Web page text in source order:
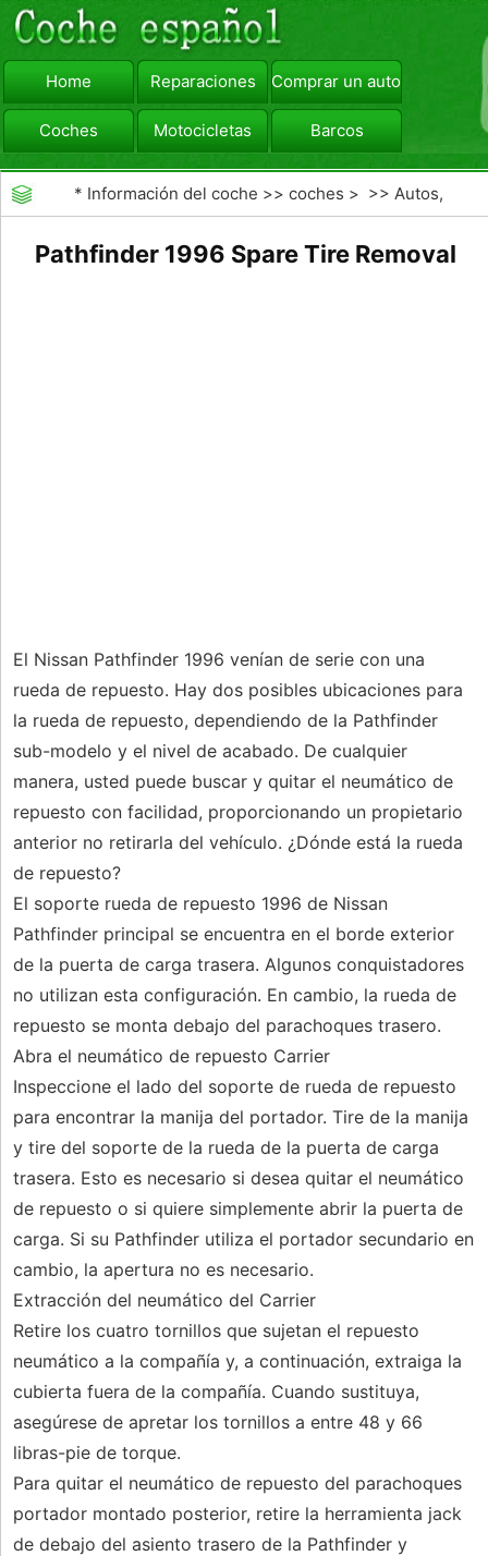
Home Reparaciones Comprar un automóvil
Coches Motocicletas Barcos
viajar Camiones
* Información del coche >>coches > >>Autos,
Pathfinder 1996 Spare Tire Removal
El Nissan Pathfinder 1996 venían de serie con una
rueda de repuesto. Hay dos posibles ubicaciones para
la rueda de repuesto, dependiendo de la Pathfinder
sub-modelo y el nivel de acabado. De cualquier
manera, usted puede buscar y quitar el neumático de
repuesto con facilidad, proporcionando un propietario
anterior no retirarla del vehículo. ¿Dónde está la rueda
de repuesto?
El soporte rueda de repuesto 1996 de Nissan
Pathfinder principal se encuentra en el borde exterior
de la puerta de carga trasera. Algunos conquistadores
no utilizan esta configuración. En cambio, la rueda de
repuesto se monta debajo del parachoques trasero.
Abra el neumático de repuesto Carrier
Inspeccione el lado del soporte de rueda de repuesto
para encontrar la manija del portador. Tire de la manija
y tire del soporte de la rueda de la puerta de carga
trasera. Esto es necesario si desea quitar el neumático
de repuesto o si quiere simplemente abrir la puerta de
carga. Si su Pathfinder utiliza el portador secundario en
cambio, la apertura no es necesario.
Extracción del neumático del Carrier
Retire los cuatro tornillos que sujetan el repuesto
neumático a la compañía y, a continuación, extraiga la
cubierta fuera de la compañía. Cuando sustituya,
asegúrese de apretar los tornillos a entre 48 y 66
libras-pie de torque.
Para quitar el neumático de repuesto del parachoques
portador montado posterior, retire la herramienta jack
de debajo del asiento trasero de la Pathfinder y